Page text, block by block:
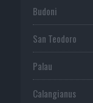
Budoni
San Teodoro
Palau
Calangianus